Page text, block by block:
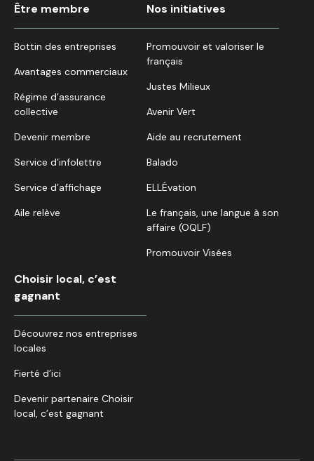
Être membre
Bottin des entreprises
Avantages commerciaux
Régime d’assurance
collective
Devenir membre
Service d’infolettre
Service d’affichage
Aile relève
Nos initiatives
Promouvoir et valoriser le
français
Justes Milieux
Avenir Vert
Aide au recrutement
Balado
ELLÉvation
Le français, une langue à son
affaire (OQLF)
Promouvoir Visées
Choisir local, c’est
gagnant
Découvrez nos entreprises
locales
Fierté d’ici
Devenir partenaire Choisir
local, c’est gagnant